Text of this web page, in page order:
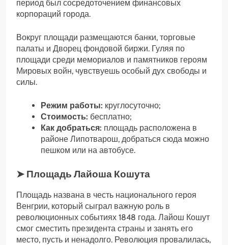
период был сосредоточением финансовых
корпораций города.
Вокруг площади размещаются банки, торговые
палаты и Дворец фондовой биржи. Гуляя по
площади среди мемориалов и памятников героям
Мировых войн, чувствуешь особый дух свободы и
силы.
Режим работы: круглосуточно;
Стоимость: бесплатно;
Как добраться: площадь расположена в
районе Липотварош, добраться сюда можно
пешком или на автобусе.
➤ Площадь Лайоша Кошута
Площадь названа в честь национального героя
Венгрии, который сыграл важную роль в
революционных событиях 1848 года. Лайош Кошут
смог сместить президента страны и занять его
место, пусть и ненадолго. Революция провалилась,